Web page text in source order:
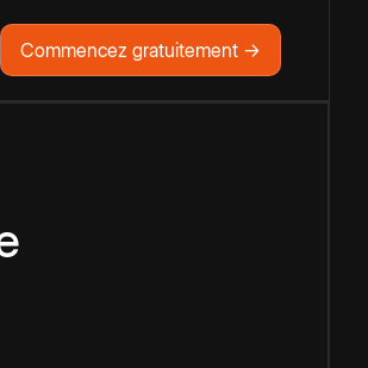
Commencez gratuitement →